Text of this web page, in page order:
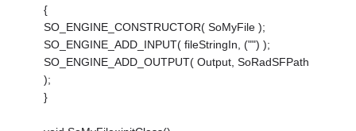
{
SO_ENGINE_CONSTRUCTOR( SoMyFile );
SO_ENGINE_ADD_INPUT( fileStringIn, ("") );
SO_ENGINE_ADD_OUTPUT( Output, SoRadSFPath
);
}